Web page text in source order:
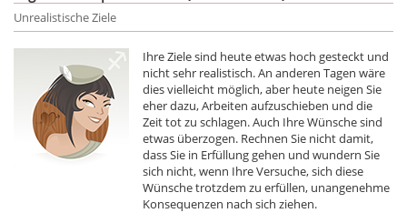
Unrealistische Ziele
Ihre Ziele sind heute etwas hoch gesteckt und
nicht sehr realistisch. An anderen Tagen wäre
dies vielleicht möglich, aber heute neigen Sie
eher dazu, Arbeiten aufzuschieben und die
Zeit tot zu schlagen. Auch Ihre Wünsche sind
etwas überzogen. Rechnen Sie nicht damit,
dass Sie in Erfüllung gehen und wundern Sie
sich nicht, wenn Ihre Versuche, sich diese
Wünsche trotzdem zu erfüllen, unangenehme
Konsequenzen nach sich ziehen.